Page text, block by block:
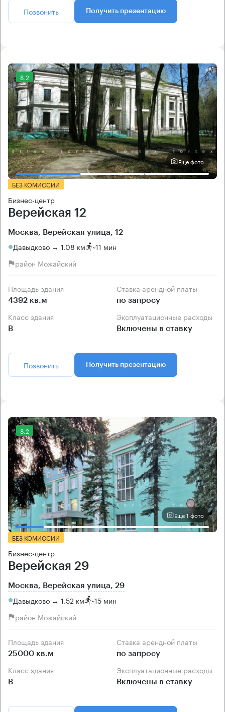
Позвонить Получить презентацию
8.2
Еще фото
БЕЗ КОМИССИИ
Бизнес-центр
Верейская 12
Москва, Верейская улица, 12
Давыдково → 1.08 км ~11 мин
район Можайский
Площадь здания
4392 кв.м
Ставка арендной платы
по запросу
Класс здания
B
Эксплуатационные расходы
Включены в ставку
Позвонить Получить презентацию
8.2
Еще 1 фото
БЕЗ КОМИССИИ
Бизнес-центр
Верейская 29
Москва, Верейская улица, 29
Давыдково → 1.52 км ~15 мин
район Можайский
Площадь здания
25000 кв.м
Ставка арендной платы
по запросу
Класс здания
B
Эксплуатационные расходы
Включены в ставку